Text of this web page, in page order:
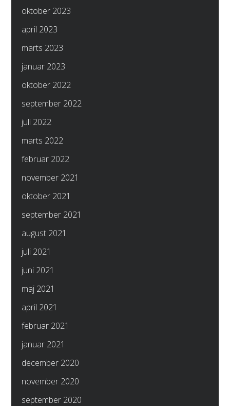
oktober 2023
april 2023
marts 2023
januar 2023
oktober 2022
september 2022
juli 2022
marts 2022
februar 2022
november 2021
oktober 2021
september 2021
august 2021
juli 2021
juni 2021
maj 2021
april 2021
februar 2021
januar 2021
december 2020
november 2020
september 2020